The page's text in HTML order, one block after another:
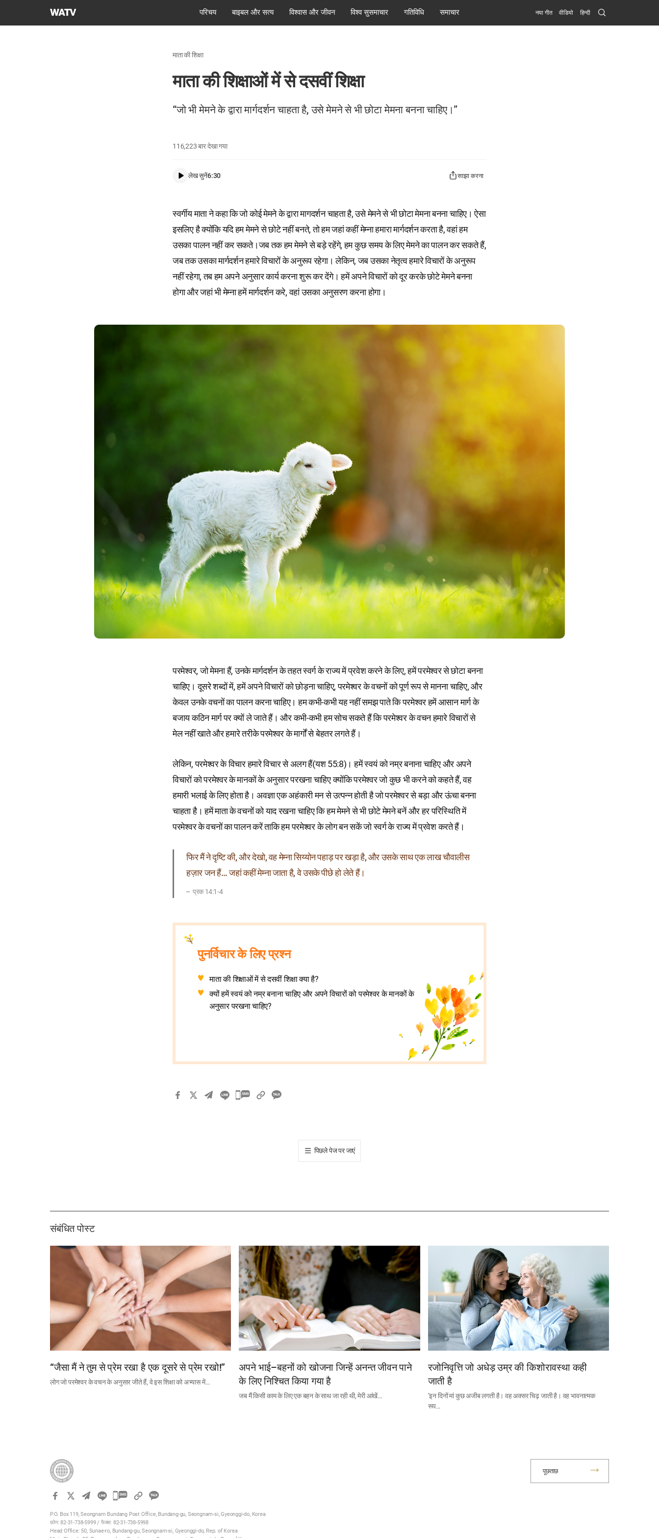
चर्च
परिचय बाइबल और सत्य विश्वास और जीवन विश्व सुसमाचार गतिविधि समाचार नया गीत वीडियो हिन्दी Search
Submit
माता की शिक्षा
माता की शिक्षाओं में से दसवीं शिक्षा
“जो भी मेमने के द्वारा मार्गदर्शन चाहता है, उसे मेमने से भी छोटा मेमना बनना चाहिए।”
116,223बार देखा गया
लेख सुनें6:30 साझा करना
स्वर्गीय माता ने कहा कि जो कोई मेमने के द्वारा मागदर्शन चाहता है, उसे मेमने से भी छोटा मेमना बनना चाहिए। ऐसा
इसलिए है क्योंकि यदि हम मेमने से छोटे नहीं बनते, तो हम जहां कहीं मेम्ना हमारा मार्गदर्शन करता है, वहां हम
उसका पालन नहीं कर सकते।जब तक हम मेमने से बड़े रहेंगे, हम कुछ समय के लिए मेमने का पालन कर सकते हैं,
जब तक उसका मार्गदर्शन हमारे विचारों के अनुरूप रहेगा। लेकिन, जब उसका नेतृत्व हमारे विचारों के अनुरूप
नहीं रहेगा, तब हम अपने अनुसार कार्य करना शुरू कर देंगे। हमें अपने विचारों को दूर करके छोटे मेमने बनना
होगा और जहां भी मेम्ना हमें मार्गदर्शन करे, वहां उसका अनुसरण करना होगा।
परमेश्वर, जो मेमना हैं, उनके मार्गदर्शन के तहत स्वर्ग के राज्य में प्रवेश करने के लिए, हमें परमेश्वर से छोटा बनना
चाहिए। दूसरे शब्दों में, हमें अपने विचारों को छोड़ना चाहिए, परमेश्वर के वचनों को पूर्ण रूप से मानना चाहिए, और
केवल उनके वचनों का पालन करना चाहिए। हम कभी-कभी यह नहीं समझ पाते कि परमेश्वर हमें आसान मार्ग के
बजाय कठिन मार्ग पर क्यों ले जाते हैं। और कभी-कभी हम सोच सकते हैं कि परमेश्वर के वचन हमारे विचारों से
मेल नहीं खाते और हमारे तरीके परमेश्वर के मार्गों से बेहतर लगते हैं।
लेकिन, परमेश्वर के विचार हमारे विचार से अलग हैं(यश 55:8)। हमें स्वयं को नम्र बनाना चाहिए और अपने
विचारों को परमेश्वर के मानकों के अनुसार परखना चाहिए क्योंकि परमेश्वर जो कुछ भी करने को कहते हैं, वह
हमारी भलाई के लिए होता है। अवज्ञा एक अहंकारी मन से उत्पन्न होती है जो परमेश्वर से बड़ा और ऊंचा बनना
चाहता है। हमें माता के वचनों को याद रखना चाहिए कि हम मेमने से भी छोटे मेमने बनें और हर परिस्थिति में
परमेश्वर के वचनों का पालन करें ताकि हम परमेश्वर के लोग बन सकें जो स्वर्ग के राज्य में प्रवेश करते हैं।
फिर मैं ने दृष्टि की, और देखो, वह मेम्ना सिय्योन पहाड़ पर खड़ा है, और उसके साथ एक लाख चौवालीस
हज़ार जन हैं… जहां कहीं मेम्ना जाता है, वे उसके पीछे हो लेते हैं।
प्रक 14:1-4
पुनर्विचार के लिए प्रश्न
माता की शिक्षाओं में से दसवीं शिक्षा क्या है?
क्यों हमें स्वयं को नम्र बनाना चाहिए और अपने विचारों को परमेश्वर के मानकों के
अनुसार परखना चाहिए?
카
पिछले पेज पर जाएं
संबंधित पोस्ट
“जैसा मैं ने तुम से प्रेम रखा है एक दूसरे से प्रेम रखो!”
लोग जो परमेश्वर के वचन के अनुसार जीते हैं, वे इस शिक्षा को अभ्यास में…
अपने भाई–बहनों को खोजना जिन्हें अनन्त जीवन पाने
के लिए निश्चित किया गया है
जब मैं किसी काम के लिए एक बहन के साथ जा रही थी, मेरी आंखें…
रजोनिवृत्ति जो अधेड़ उम्र की किशोरावस्था कही
जाती है
‘इन दिनों मां कुछ अजीब लगती है। वह अक्सर चिढ़ जाती है। वह भावनात्मक
रूप…
카
오
톡
P.O. Box 119, Seongnam Bundang Post Office, Bundang-gu, Seongnam-si, Gyeonggi-do, Korea
फ़ोन: 82-31-738-5999 / फैक्स: 82-31-738-5998
Head Office: 50, Sunae-ro, Bundang-gu, Seongnam-si, Gyeonggi-do, Rep. of Korea
पूछताछ